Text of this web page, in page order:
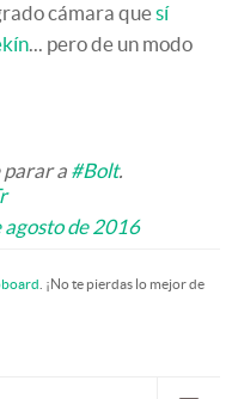
cámara quesí
... pero de un modo
parar a #Bolt.
agosto de 2016
. ¡No te pierdas lo mejor de